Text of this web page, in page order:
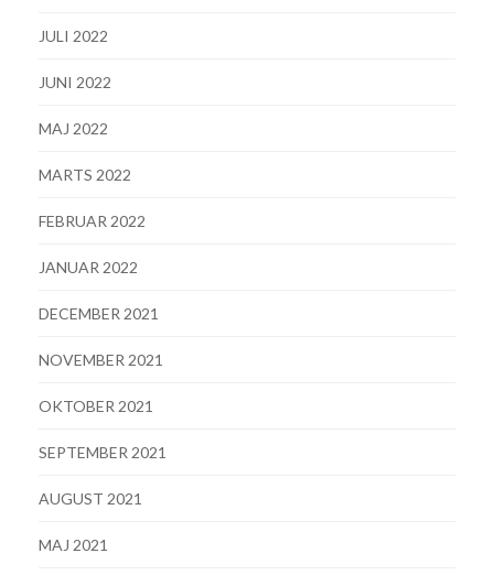
JULI 2022
JUNI 2022
MAJ 2022
MARTS 2022
FEBRUAR 2022
JANUAR 2022
DECEMBER 2021
NOVEMBER 2021
OKTOBER 2021
SEPTEMBER 2021
AUGUST 2021
MAJ 2021